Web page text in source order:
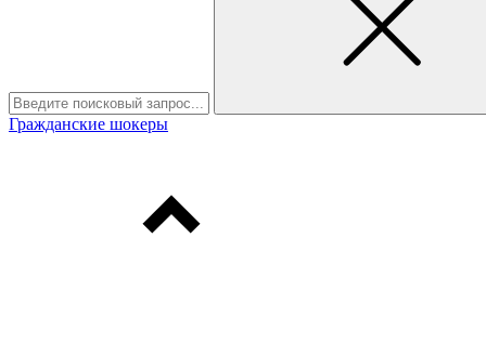
Гражданские шокеры